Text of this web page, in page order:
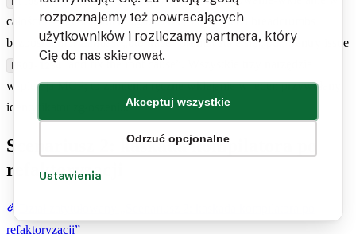
rozpoznajemy też powracających
użytkowników i rozliczamy partnera, który
Cię do nas skierował.
Akceptuj wszystkie
Odrzuć opcjonalne
Ustawienia
całości — agent pobiera zgłoszenie, stack trace i breadcrumbs
bezpośrednio. Zamiast „oto trace” prompt staje się „pull Sentry issue
PROJ-1234
and fix the root cause”. Wszystkie trzy narzędzia
wspierają MCP; to zamienia ręczne wklejanie w jeden przywołany
identyfikator zgłoszenia.
Scenariusz 2: kaskada kompilatora po
refaktoryzacji
refaktoryzacji”